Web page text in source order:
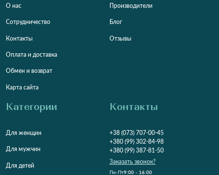
О нас
Сотрудничество
Контакты
Оплата и доставка
Обмен и возврат
Карта сайта
Производители
Блог
Отзывы
Категории
Для женщин
Для мужчин
Для детей
Контакты
+38 (073) 707-00-45
+380 (99) 302-84-98
+380 (99) 387-81-50
Заказать звонок?
Пн-Пт9:00 - 16:00